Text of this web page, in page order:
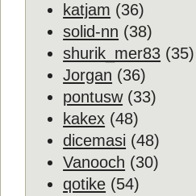
katjam (36)
solid-nn (38)
shurik_mer83 (35)
Jorgan (36)
pontusw(33)
kakex (48)
dicemasi (48)
Vanooch (30)
qotike (54)